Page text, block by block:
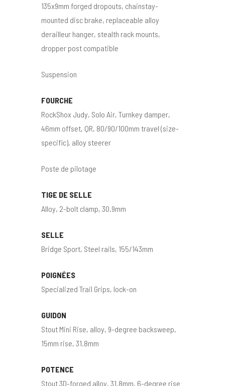
135x9mm forged dropouts, chainstay-
mounted disc brake, replaceable alloy
derailleur hanger, stealth rack mounts,
dropper post compatible
Suspension
FOURCHE
RockShox Judy, Solo Air, Turnkey damper,
46mm offset, QR, 80/90/100mm travel (size-
specific), alloy steerer
Poste de pilotage
TIGE DE SELLE
Alloy, 2-bolt clamp, 30.9mm
SELLE
Bridge Sport, Steel rails, 155/143mm
POIGNÉES
Specialized Trail Grips, lock-on
GUIDON
Stout Mini Rise, alloy, 9-degree backsweep,
15mm rise, 31.8mm
POTENCE
Stout 3D-forged alloy, 31.8mm, 6-degree rise